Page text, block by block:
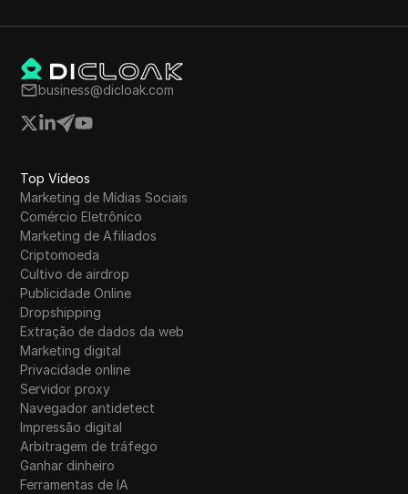
business@dicloak.com
Top Vídeos
Marketing de Mídias Sociais
Comércio Eletrônico
Marketing de Afiliados
Criptomoeda
Cultivo de airdrop
Publicidade Online
Dropshipping
Extração de dados da web
Marketing digital
Privacidade online
Servidor proxy
Navegador antidetect
Impressão digital
Arbitragem de tráfego
Ganhar dinheiro
Ferramentas de IA